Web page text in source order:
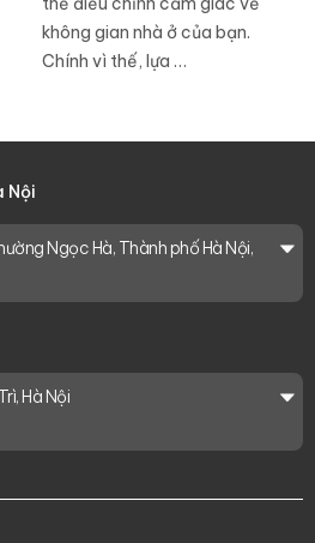
không gian nhà ở của bạn.
Chính vì thế, lựa …
Nội
Ngọc Hà, Thành phố Hà Nội,
Hà Nội